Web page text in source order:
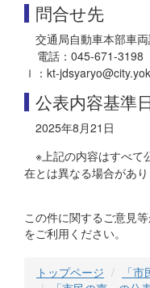
問合せ先
交通局自動車本部車
電話：045-671-3198
ｌ：kt-
公表内容基準
2025年8月21日
※上記の内容はすべて
在とは異なる場合があり
この件に関するご意見
をご利用ください。
トップページ
「